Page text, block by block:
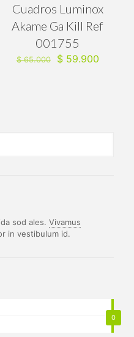
Cuadros Luminox
Akame Ga Kill Ref
001755
$65.000
El
$59.900El
sod ales. Vivamus
in vestibulum id.
0